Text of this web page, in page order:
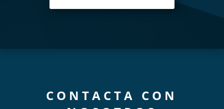
CONTACTA CON